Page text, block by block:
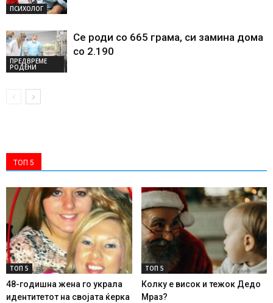
ПСИХОЛОГ
ПРЕДВРЕМЕ
РОДЕНИ
Се роди со 665 грама, си замина дома
со 2.190
ТОП 5
ТОП 5
48-годишна жена го украла
идентитетот на својата ќерка
ТОП 5
Колку е висок и тежок Дедо
Мраз?